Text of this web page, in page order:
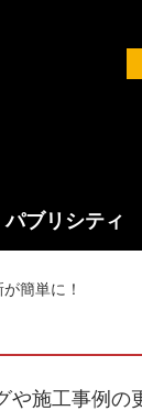
パブリシティ
簡単に！
施工事例の